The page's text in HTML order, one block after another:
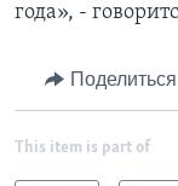
года», -
Поделиться
This item is part of